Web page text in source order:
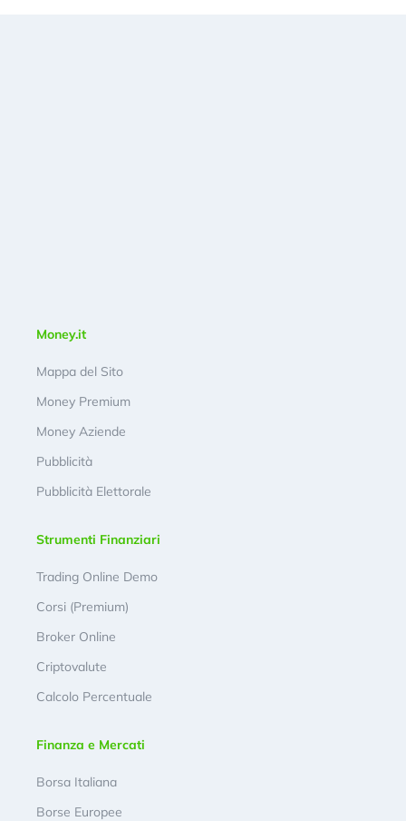
Money.it
Mappa del Sito
Money Premium
Money Aziende
Pubblicità
Pubblicità Elettorale
Strumenti Finanziari
Trading Online Demo
Corsi (Premium)
Broker Online
Criptovalute
Calcolo Percentuale
Finanza e Mercati
Borsa Italiana
Borse Europee